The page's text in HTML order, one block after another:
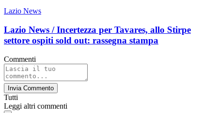
Lazio News
Lazio News / Incertezza per Tavares, allo Stirpe
settore ospiti sold out: rassegna stampa
Commenti
Invia Commento
Tutti
Leggi altri commenti